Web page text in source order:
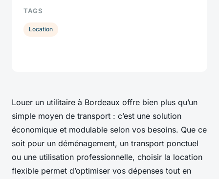
Louer un utilitaire à Bordeaux offre bien plus qu’un
simple moyen de transport : c’est une solution
économique et modulable selon vos besoins. Que ce
soit pour un déménagement, un transport ponctuel
ou une utilisation professionnelle, choisir la location
flexible permet d’optimiser vos dépenses tout en
TAGS
Location